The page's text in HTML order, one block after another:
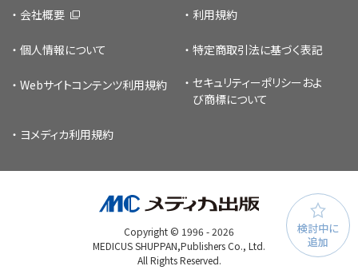
検討中に
追加
会社概要 利用規約
個人情報について 特定商取引法に基づく表記
Webサイトコンテンツ利用規約 セキュリティーポリシー およ
び商標について
ヨメディカ利用規約
Copyright © 1996 -2026
MEDICUS SHUPPAN,Publishers Co., Ltd.
All Rights Reserved.